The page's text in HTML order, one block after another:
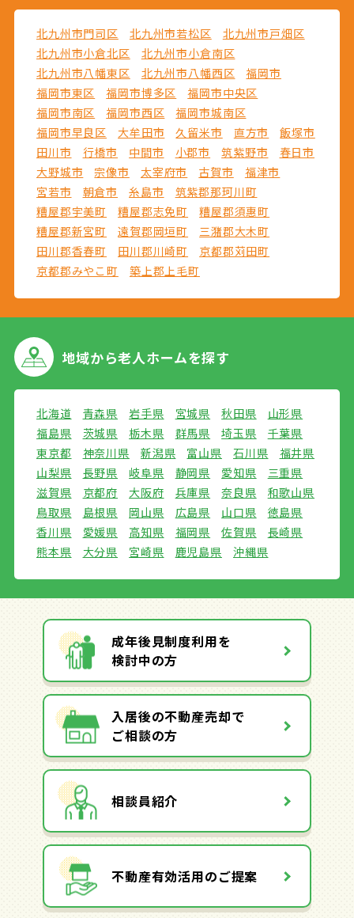
北九州市門司区 北九州市若松区
北九州市戸畑区
北九州市小倉北区
北九州市小倉南区
北九州市八幡東区
北九州市八幡西区
福岡市
福岡市東区
福岡市博多区
福岡市中央区
福岡市南区
福岡市西区
福岡市城南区
福岡市早良区
大牟田市 久留米市 直方市
飯塚市
田川市
行橋市 中間市 小郡市 筑紫野市
春日市
大野城市
宗像市 太宰府市 古賀市
福津市
宮若市
朝倉市 糸島市
筑紫郡那珂川町
糟屋郡宇美町
糟屋郡志免町
糟屋郡須惠町
糟屋郡新宮町
遠賀郡岡垣町
三潴郡大木町
田川郡香春町
田川郡川崎町
京都郡苅田町
京都郡みやこ町
築上郡上毛町
地域から老人ホームを探す
北海道 青森県 岩手県 宮城県 秋田県
山形県
福島県
茨城県 栃木県 群馬県 埼玉県
千葉県
東京都
神奈川県 新潟県 富山県 石川県
福井県
山梨県
長野県 岐阜県 静岡県 愛知県
三重県
滋賀県
京都府 大阪府 兵庫県 奈良県
和歌山県
鳥取県
島根県 岡山県 広島県 山口県
徳島県
香川県
愛媛県 高知県 福岡県 佐賀県
長崎県
熊本県
大分県 宮崎県 鹿児島県 沖縄県
成年後見制度利用を
検討中の方
入居後の不動産売却で
ご相談の方
相談員紹介
不動産有効活用のご提案